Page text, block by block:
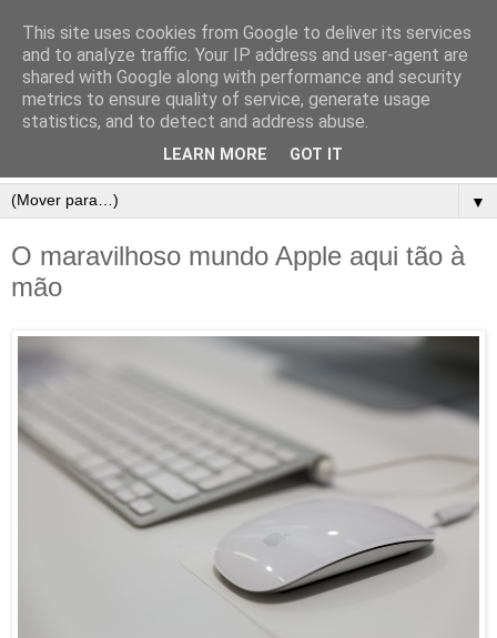
▼
O maravilhoso mundo Apple aqui tão à
mão
This site uses cookies from Google to deliver its services
and to analyze traffic. Your IP address and user-agent are
shared with Google along with performance and security
metrics to ensure quality of service, generate usage
statistics, and to detect and address abuse.
LEARN MORE GOT IT